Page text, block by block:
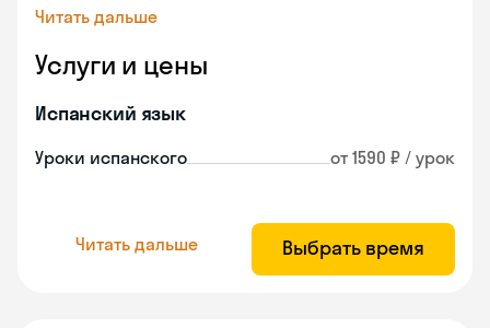
Читать дальше
Услуги и цены
Испанский язык
Уроки испанского от 1590 ₽ / урок
Читать дальше Выбрать время